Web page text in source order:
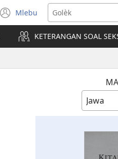
Mlebu
(opens
new
window)KETERANGAN SOAL